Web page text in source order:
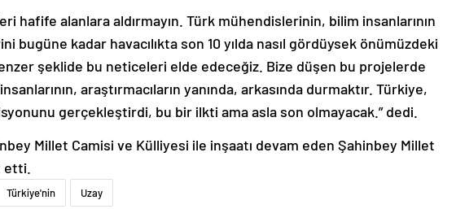
hafife alanlara aldırmayın. Türk mühendislerinin, bilim insanlarının
bugüne kadar havacılıkta son 10 yılda nasıl gördüysek önümüzdeki
şeklide bu neticeleri elde edeceğiz. Bize düşen bu projelerde
araştırmacıların yanında, arkasında durmaktır. Türkiye,
gerçekleştirdi, bu bir ilkti ama asla son olmayacak.” dedi.
Millet Camisi ve Külliyesi ile inşaatı devam eden Şahinbey Millet
etti.
Türkiye'nin Uzay